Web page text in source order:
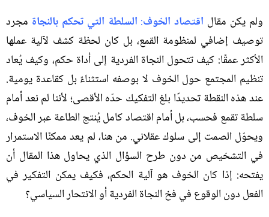
ولم يكن مقال اقتصاد الخوف: السلطة التي تحكم بالنجاة مجرد
توصيف إضافي لمنظومة القمع، بل كان لحظة كشف لآلية عملها
الأكثر عمقًا: كيف تتحول النجاة الفردية إلى أداة حكم، وكيف يُعاد
تنظيم المجتمع حول الخوف لا بوصفه استثناءً بل كقاعدة يومية.
عند هذه النقطة تحديدًا بلغ التفكيك حدّه الأقصى؛ لأننا لم نعد أمام
سلطة تقمع فحسب، بل أمام اقتصاد كامل يُنتج الطاعة عبر الخوف،
ويحوّل الصمت إلى سلوك عقلاني. من هنا، لم يعد ممكنًا الاستمرار
في التشخيص من دون طرح السؤال الذي يحاول هذا المقال أن
يفتحه: إذا كان الخوف هو آلية الحكم، فكيف يمكن التفكير في
الفعل دون الوقوع في فخ النجاة الفردية أو الانتحار السياسي؟